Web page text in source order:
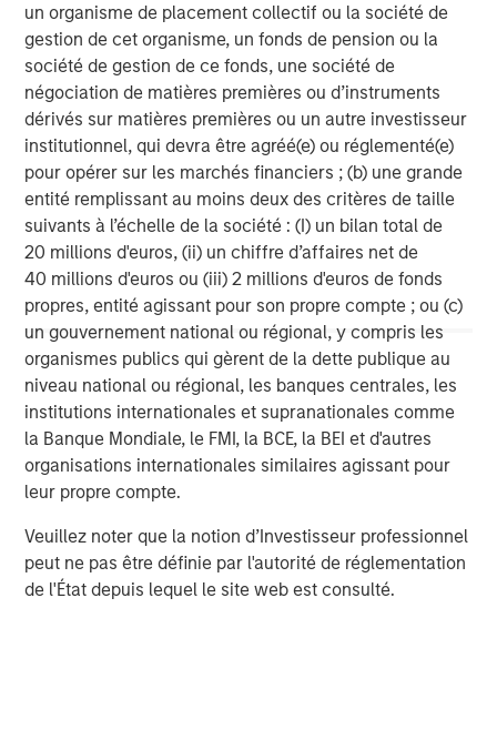
un organisme de placement collectif ou la société de
gestion de cet organisme, un fonds de pension ou la
société de gestion de ce fonds, une société de
négociation de matières premières ou d’instruments
dérivés sur matières premières ou un autre investisseur
institutionnel, qui devra être agréé(e) ou réglementé(e)
pour opérer sur les marchés financiers ; (b) une grande
entité remplissant au moins deux des critères de taille
suivants à l’échelle de la société : (I) un bilan total de
20 millions d'euros, (ii) un chiffre d’affaires net de
40 millions d'euros ou (iii) 2 millions d'euros de fonds
propres, entité agissant pour son propre compte ; ou (c)
un gouvernement national ou régional, y compris les
organismes publics qui gèrent de la dette publique au
niveau national ou régional, les banques centrales, les
institutions internationales et supranationales comme
la Banque Mondiale, le FMI, la BCE, la BEI et d'autres
organisations internationales similaires agissant pour
leur propre compte.
Veuillez noter que la notion d’Investisseur professionnel
peut ne pas être définie par l'autorité de réglementation
de l'État depuis lequel le site web est consulté.
manages $53 billion of gross real estate assets
worldwide on behalf of its clients.
About Morgan Stanley Investment Management
Morgan Stanley Investment Management, together with
its investment advisory affiliates, has more than 1,300
investment professionals around the world and $1.6
trillion in assets under management or supervision as of
September 30, 2024. Morgan Stanley Investment
Management strives to provide strong long-term
investment performance, outstanding service, and a
comprehensive suite of investment management
solutions to a diverse client base, which includes
governments, institutions, corporations and individuals
worldwide. For further information about Morgan Stanley
Investment Management, please visit
www.morganstanley.com/im.
About Morgan Stanley
Morgan Stanley (NYSE: MS) is a leading global financial
services firm providing a wide range of investment
banking, securities, wealth management and investment